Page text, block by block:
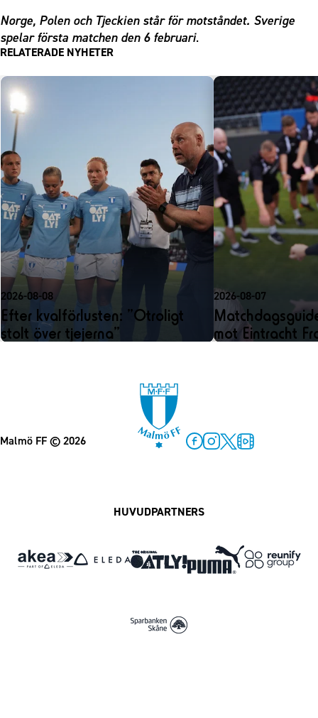
Norge, Polen och Tjeckien står för motståndet. Sverige
spelar första matchen den 6 februari.
RELATERADE NYHETER
2026-08-08
Efter kvalförlusten: ”Otroligt
stolt över tjejerna”
2026-08-07
mot Eintracht
Malmö FF© 2026
HUVUDPARTNERS